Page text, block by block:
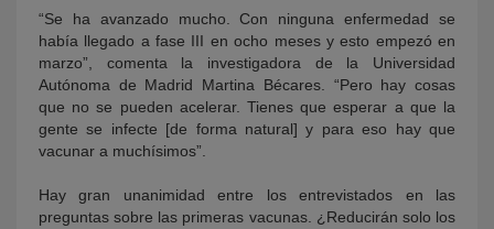
“Se ha avanzado mucho. Con ninguna enfermedad se
había llegado a fase III en ocho meses y esto empezó en
marzo”, comenta la investigadora de la Universidad
Autónoma de Madrid Martina Bécares. “Pero hay cosas
que no se pueden acelerar. Tienes que esperar a que la
gente se infecte [de forma natural] y para eso hay que
vacunar a muchísimos”.
Hay gran unanimidad entre los entrevistados en las
preguntas sobre las primeras vacunas. ¿Reducirán solo los